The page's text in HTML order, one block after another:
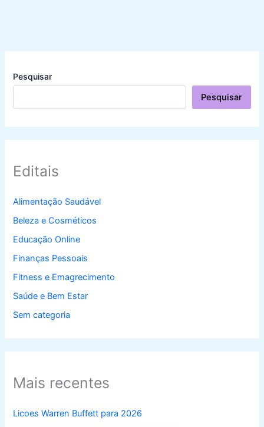
Pesquisar
Pesquisar
Editais
Alimentação Saudável
Beleza e Cosméticos
Educação Online
Finanças Pessoais
Fitness e Emagrecimento
Saúde e Bem Estar
Sem categoria
Mais recentes
Licoes Warren Buffett para 2026